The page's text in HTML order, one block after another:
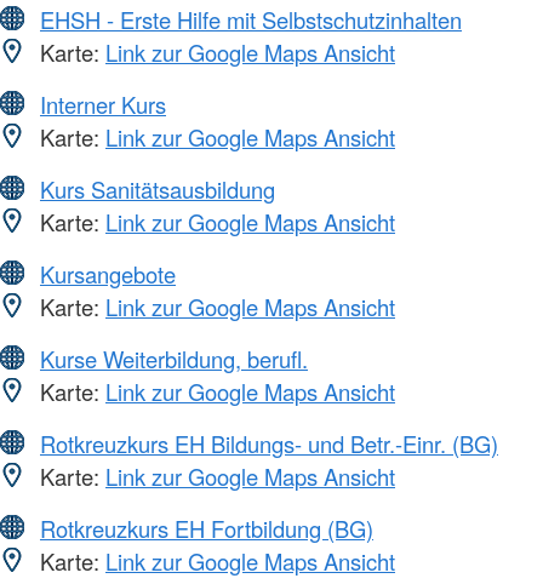
EHSH - Erste Hilfe mit Selbstschutzinhalten
Karte: Link zur Google Maps Ansicht
Interner Kurs
Karte: Link zur Google Maps Ansicht
Kurs Sanitätsausbildung
Karte: Link zur Google Maps Ansicht
Kursangebote
Karte: Link zur Google Maps Ansicht
Kurse Weiterbildung, berufl.
Karte: Link zur Google Maps Ansicht
Rotkreuzkurs EH Bildungs- und Betr.-Einr. (BG)
Karte: Link zur Google Maps Ansicht
Rotkreuzkurs EH Fortbildung (BG)
Karte: Link zur Google Maps Ansicht